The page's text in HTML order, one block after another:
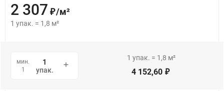
2 307 ₽/м²
1 упак. = 1,8 м²
мин.
1
упак.
1 упак. = 1,8 м²
4 152,60 ₽